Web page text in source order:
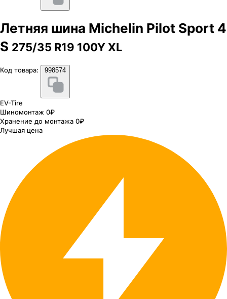
Летняя шина Michelin Pilot Sport 4
S 275/35 R19 100Y XL
Код товара: 998574
EV-Tire
Шиномонтаж 0₽
Хранение до монтажа 0₽
Лучшая цена